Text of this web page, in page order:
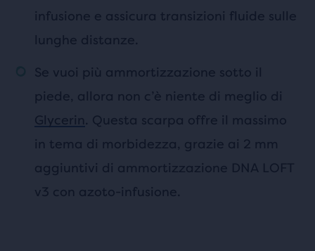
infusione e assicura transizioni fluide sulle
lunghe distanze.
Se vuoi più ammortizzazione sotto il
piede, allora non c’è niente di meglio di
Glycerin. Questa scarpa offre il massimo
in tema di morbidezza, grazie ai 2 mm
aggiuntivi di ammortizzazione DNA LOFT
v3 con azoto-infusione.